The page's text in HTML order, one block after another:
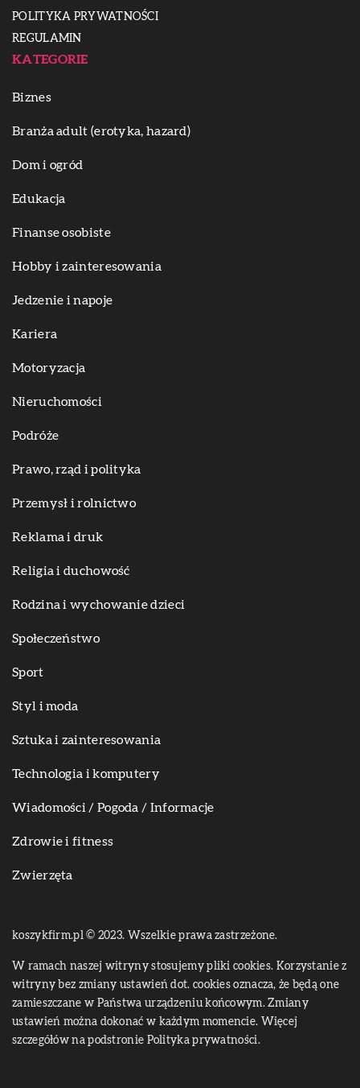
POLITYKA PRYWATNOŚCI
REGULAMIN
KATEGORIE
Biznes
Branża adult (erotyka, hazard)
Dom i ogród
Edukacja
Finanse osobiste
Hobby i zainteresowania
Jedzenie i napoje
Kariera
Motoryzacja
Nieruchomości
Podróże
Prawo, rząd i polityka
Przemysł i rolnictwo
Reklama i druk
Religia i duchowość
Rodzina i wychowanie dzieci
Społeczeństwo
Sport
Styl i moda
Sztuka i zainteresowania
Technologia i komputery
Wiadomości / Pogoda / Informacje
Zdrowie i fitness
Zwierzęta
koszykfirm.pl © 2023. Wszelkie prawa zastrzeżone.
W ramach naszej witryny stosujemy pliki cookies. Korzystanie z
witryny bez zmiany ustawień dot. cookies oznacza, że będą one
zamieszczane w Państwa urządzeniu końcowym. Zmiany
ustawień można dokonać w każdym momencie. Więcej
szczegółów na podstronie Polityka prywatności.